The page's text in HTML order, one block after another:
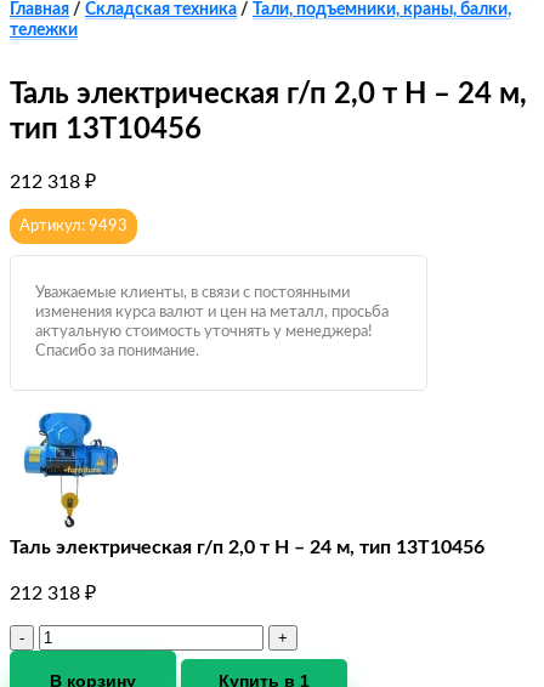
Главная / Складская техника /
Тали, подъемники, краны, балки,
тележки
Таль электрическая г/п 2,0 т Н – 24 м,
тип 13Т10456
212 318 ₽
Артикул: 9493
Уважаемые клиенты, в связи с постоянными
изменения курса валют и цен на металл, просьба
актуальную стоимость уточнять у менеджера!
Спасибо за понимание.
Таль электрическая г/п 2,0 т Н – 24 м, тип 13Т10456
212 318 ₽
Количество
Таль
В корзину
Купить в 1